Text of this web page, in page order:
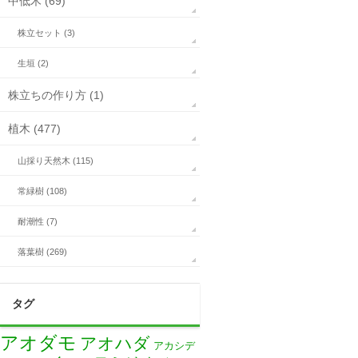
株立セット (3)
生垣 (2)
株立ちの作り方 (1)
植木 (477)
山採り天然木 (115)
常緑樹 (108)
耐潮性 (7)
落葉樹 (269)
タグ
アオダモ アオハダ アカシデ